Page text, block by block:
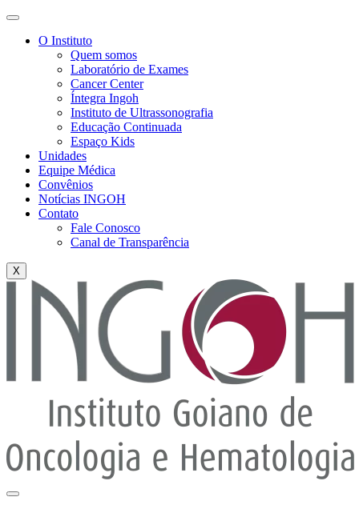
O Instituto
Quem somos
Laboratório de Exames
Cancer Center
Íntegra Ingoh
Instituto de Ultrassonografia
Educação Continuada
Espaço Kids
Unidades
Equipe Médica
Convênios
Notícias INGOH
Contato
Fale Conosco
Canal de Transparência
X